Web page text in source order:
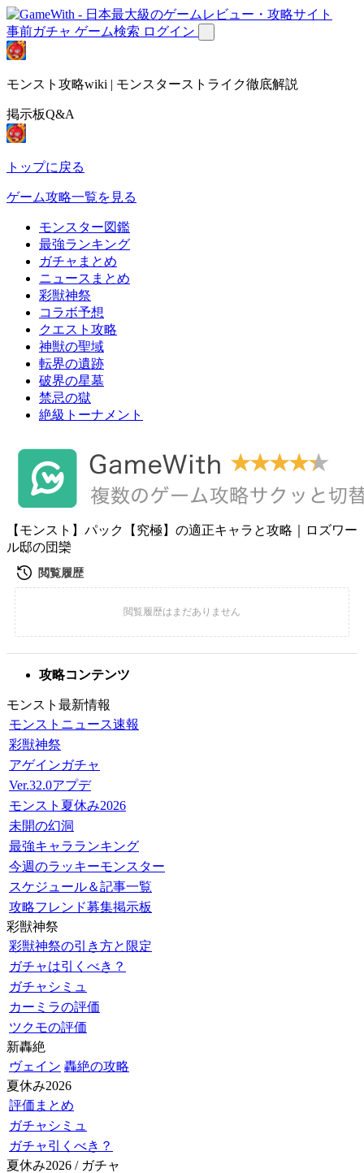
事前ガチャ ゲーム検索 ログイン
モンスト攻略wiki | モンスターストライク徹底解説
掲示板Q&A
トップに戻る
ゲーム攻略一覧を見る
モンスター図鑑
最強ランキング
ガチャまとめ
ニュースまとめ
彩獣神祭
コラボ予想
クエスト攻略
神獣の聖域
転界の遺跡
破界の星墓
禁忌の獄
絶級トーナメント
【モンスト】パック【究極】の適正キャラと攻略｜ロズワー
ル邸の団欒
攻略コンテンツ
モンスト最新情報
モンストニュース速報
彩獣神祭
アゲインガチャ
Ver.32.0アプデ
モンスト夏休み2026
未開の幻洞
最強キャラランキング
今週のラッキーモンスター
スケジュール＆記事一覧
攻略フレンド募集掲示板
彩獣神祭
彩獣神祭の引き方と限定
ガチャは引くべき？
ガチャシミュ
カーミラの評価
ツクモの評価
新轟絶
ヴェイン 轟絶の攻略
夏休み2026
評価まとめ
ガチャシミュ
ガチャ引くべき？
夏休み2026 / ガチャ